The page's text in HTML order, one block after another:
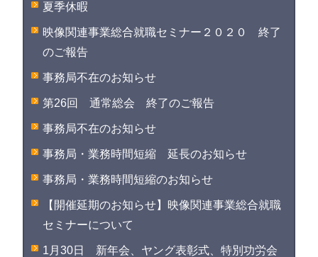
夏季休暇
映像関連事業総合就職セミナー２０２０ 終了
のご報告
事務局不在のお知らせ
第26回 通常総会 終了のご報告
事務局不在のお知らせ
事務局・業務時間短縮 延長のお知らせ
事務局・業務時間短縮のお知らせ
【開催延期のお知らせ】映像関連事業総合就職
セミナーについて
1月30日 新年会、ヤング表彰式、特別功労会